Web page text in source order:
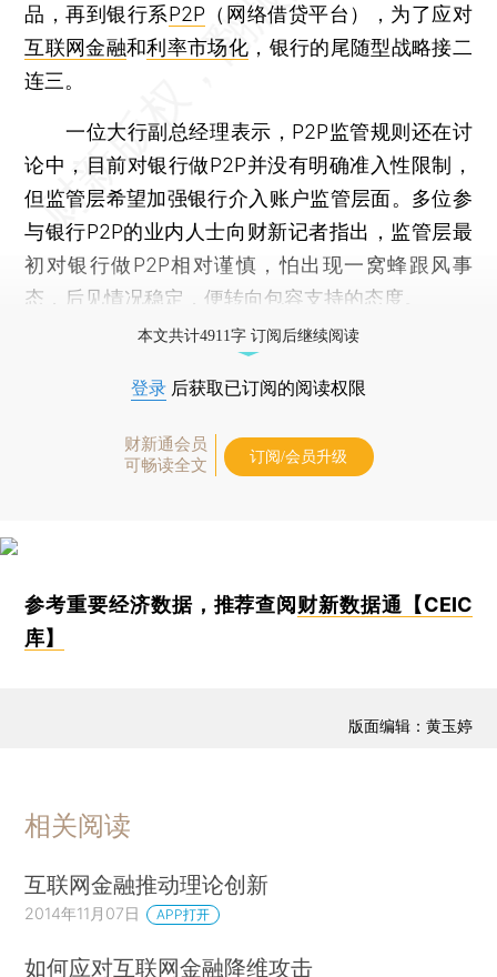
品，再到银行系P2P （网络借贷平台），为了应对
互联网金融和利率市场化 ，银行的尾随型战略接二
连三。
一位大行副总经理表示，P2P监管规则还在讨
论中，目前对银行做P2P并没有明确准入性限制，
但监管层希望加强银行介入账户监管层面。多位参
与银行P2P的业内人士向财新记者指出，监管层最
初对银行做P2P相对谨慎，怕出现一窝蜂跟风事
态，后见情况稳定，便转向包容支持的态度。
本文共计4911字 订阅后继续阅读
登录 后获取已订阅的阅读权限
财新通会员
可畅读全文
订阅/会员升级
参考重要经济数据，推荐查阅财新数据通【CEIC
库】
版面编辑：黄玉婷
相关阅读
互联网金融推动理论创新
2014年11月07日 APP打开
如何应对互联网金融降维攻击